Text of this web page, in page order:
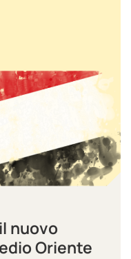
nuovo
Oriente